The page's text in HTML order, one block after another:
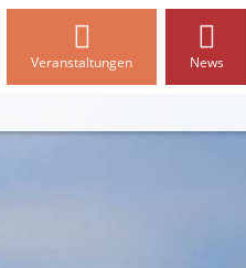
Veranstaltungen News